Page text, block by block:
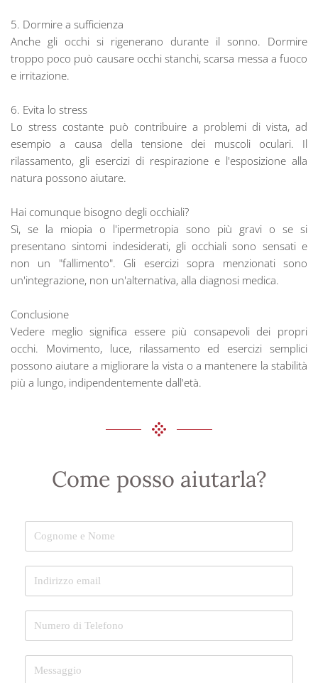
5. Dormire a sufficienza
Anche gli occhi si rigenerano durante il sonno. Dormire
troppo poco può causare occhi stanchi, scarsa messa a fuoco
e irritazione.
6. Evita lo stress
Lo stress costante può contribuire a problemi di vista, ad
esempio a causa della tensione dei muscoli oculari. Il
rilassamento, gli esercizi di respirazione e l'esposizione alla
natura possono aiutare.
Hai comunque bisogno degli occhiali?
Sì, se la miopia o l'ipermetropia sono più gravi o se si
presentano sintomi indesiderati, gli occhiali sono sensati e
non un "fallimento". Gli esercizi sopra menzionati sono
un'integrazione, non un'alternativa, alla diagnosi medica.
Conclusione
Vedere meglio significa essere più consapevoli dei propri
occhi. Movimento, luce, rilassamento ed esercizi semplici
possono aiutare a migliorare la vista o a mantenere la stabilità
più a lungo, indipendentemente dall'età.
Come posso aiutarla?